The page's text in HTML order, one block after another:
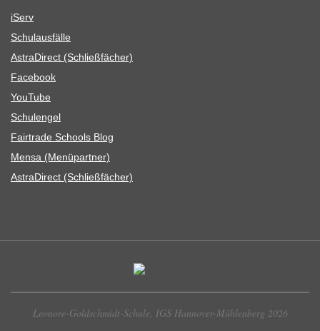
iServ
Schul­aus­fälle
Astra­Di­rect (Schließ­fä­cher)
Face­book
You­Tube
Schul­en­gel
Fair­trade Schools Blog
Mensa (Menü­part­ner)
Astra­Di­rect (Schließ­fä­cher)
Leonore-Goldschmidt-Schule, IGS Hannover-Mühlenberg 2026